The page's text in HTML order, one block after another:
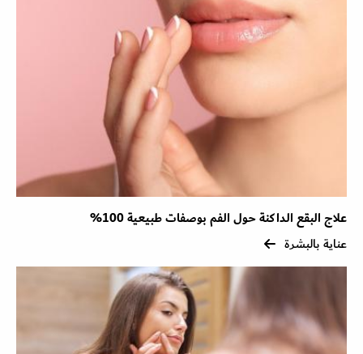
علاج البقع الداكنة حول الفم بوصفات طبيعية 100%
عناية بالبشرة